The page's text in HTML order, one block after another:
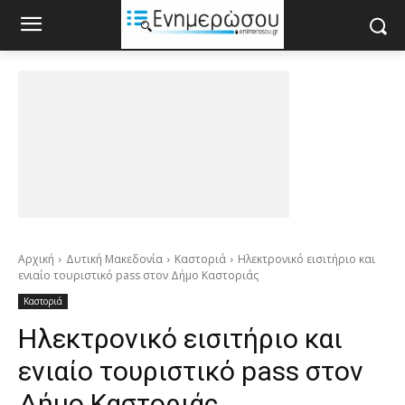
Αρχική Δυτική Μακεδονία Καστοριά
Ηλεκτρονικό εισιτήριο και
ενιαίο τουριστικό pass στον Δήμο Καστοριάς
Καστοριά
Ηλεκτρονικό εισιτήριο και
ενιαίο τουριστικό pass στον